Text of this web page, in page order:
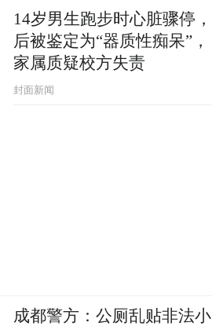
14岁男生跑步时心脏骤停，
后被鉴定为“器质性痴呆”，
家属质疑校方失责
封面新闻
成都警方：公厕乱贴非法小